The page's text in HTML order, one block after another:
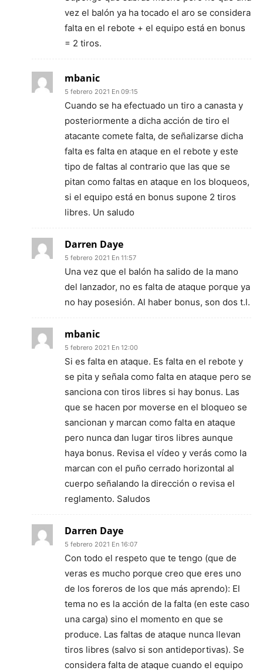
vez el balón ya ha tocado el aro se considera
falta en el rebote + el equipo está en bonus
= 2 tiros.
mbanic
5 febrero 2021 En 09:15
Cuando se ha efectuado un tiro a canasta y
posteriormente a dicha acción de tiro el
atacante comete falta, de señalizarse dicha
falta es falta en ataque en el rebote y este
tipo de faltas al contrario que las que se
pitan como faltas en ataque en los bloqueos,
si el equipo está en bonus supone 2 tiros
libres. Un saludo
Darren Daye
5 febrero 2021 En 11:57
Una vez que el balón ha salido de la mano
del lanzador, no es falta de ataque porque ya
no hay posesión. Al haber bonus, son dos t.l.
mbanic
5 febrero 2021 En 12:00
Si es falta en ataque. Es falta en el rebote y
se pita y señala como falta en ataque pero se
sanciona con tiros libres si hay bonus. Las
que se hacen por moverse en el bloqueo se
sancionan y marcan como falta en ataque
pero nunca dan lugar tiros libres aunque
haya bonus. Revisa el vídeo y verás como la
marcan con el puño cerrado horizontal al
cuerpo señalando la dirección o revisa el
reglamento. Saludos
Darren Daye
5 febrero 2021 En 16:07
Con todo el respeto que te tengo (que de
veras es mucho porque creo que eres uno
de los foreros de los que más aprendo): El
tema no es la acción de la falta (en este caso
una carga) sino el momento en que se
produce. Las faltas de ataque nunca llevan
tiros libres (salvo si son antideportivas). Se
considera falta de ataque cuando el equipo